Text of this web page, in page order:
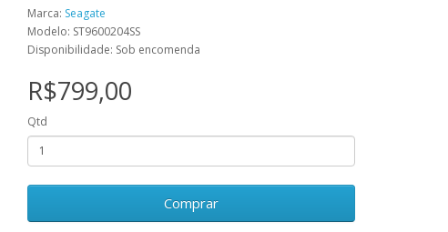
Marca: Seagate
Modelo: ST9600204SS
Disponibilidade: Sob encomenda
R$799,00
Qtd
Comprar